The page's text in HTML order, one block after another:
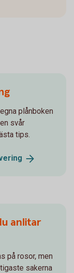
plånboken
svår
tips.
anlitar
på rosor, men
sakerna